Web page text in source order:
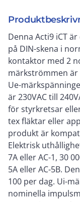
Denna Acti9 iCT
på DIN-skena i
kontaktor med 2
märkströmmen är
Ue-
är 230VAC till
för styrkretsar
tex fläktar eller
produkt är
Elektrisk
7A eller AC-1, 30
5A eller AC-5B.
100 per dag. Ui-
nominella